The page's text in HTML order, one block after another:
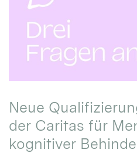
Neue
der Caritas für
kognitiver